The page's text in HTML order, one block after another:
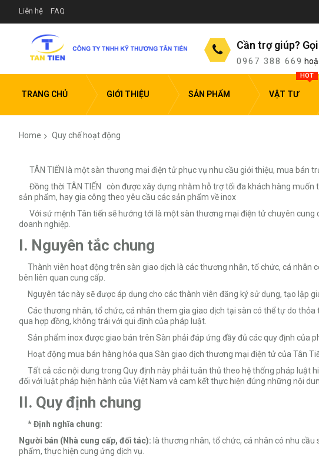
Liên hệ FAQ
Cần trợ giúp?
0967 388 669
TRANG CHỦ GIỚI THIỆU SẢN PHẨM VẬT TƯ
HOT
Home Quy chế hoạt động
TÂN TIẾN là một sàn thương mại điện tử phục vụ nhu cầu giới thiệu, mua bán
Đồng thời TÂN TIẾN còn được xây dựng nhằm hỗ trợ tối đa khách hàng muốn
sản phẩm, hay gia công theo yêu cầu các sản phẩm về inox
Với sứ mệnh Tân tiến sẽ hướng tới là một sàn thương mại điện tử chuyên cung
doanh nghiệp.
I. Nguyên tắc chung
Thành viên hoạt động trên sàn giao dịch là các thương nhân, tổ chức, cá nhân
bên liên quan cung cấp.
Nguyên tác này sẽ được áp dụng cho các thành viên đăng ký sử dụng, tạo lập
Các thương nhân, tổ chức, cá nhân them gia giao dịch tại sàn có thể tự do
qua hợp đồng, không trái với qui định của pháp luật.
Sản phẩm inox được giao bán trên Sàn phải đáp ứng đầy đủ các quy định của
Hoạt động mua bán hàng hóa qua Sàn giao dịch thương mại điện tử của Tân
Tất cả các nội dung trong Quy định này phải tuân thủ theo hệ thống pháp luật
đối với luật pháp hiện hành của Việt Nam và cam kết thực hiện đúng những nội
II. Quy định chung
* Định nghĩa chung:
Người bán (Nhà cung cấp, đối tác): là thương nhân, tổ chức, cá nhân có nhu
phẩm, thực hiện cung ứng dịch vụ.